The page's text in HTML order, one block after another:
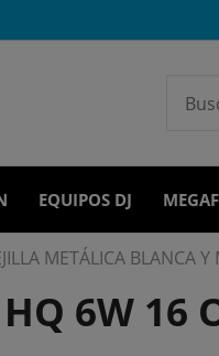
EQUIPOS DJ
METÁLICA BLANCA Y
6W 16